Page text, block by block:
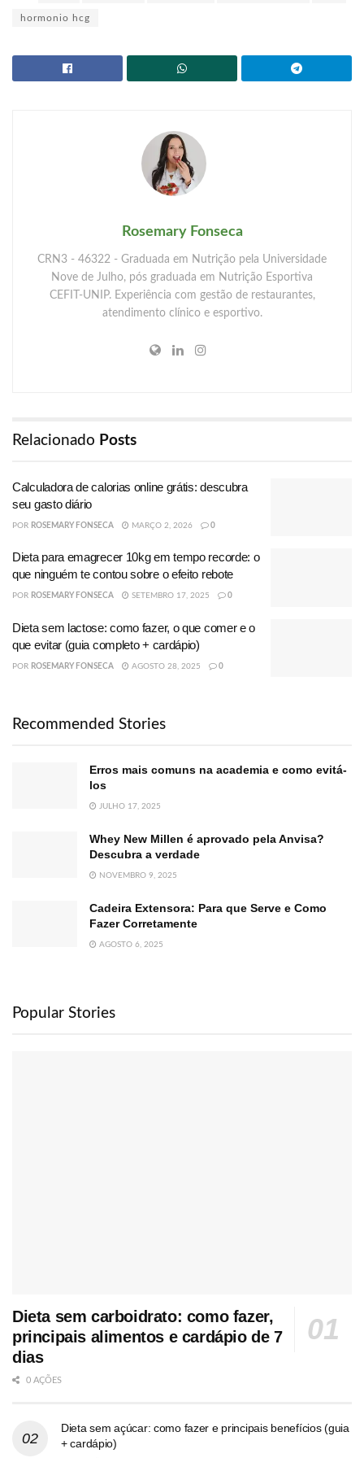
hormonio hcg
Rosemary Fonseca
CRN3 - 46322 - Graduada em Nutrição pela Universidade
Nove de Julho, pós graduada em Nutrição Esportiva
CEFIT-UNIP. Experiência com gestão de restaurantes,
atendimento clínico e esportivo.
Relacionado Posts
Calculadora de calorias online grátis: descubra
seu gasto diário
POR ROSEMARY FONSECA MARÇO 2, 2026 0
Dieta para emagrecer 10kg em tempo recorde: o
que ninguém te contou sobre o efeito rebote
POR ROSEMARY FONSECA SETEMBRO 17, 2025 0
Dieta sem lactose: como fazer, o que comer e o
que evitar (guia completo + cardápio)
POR ROSEMARY FONSECA AGOSTO 28, 2025 0
Recommended Stories
Erros mais comuns na academia e como evitá-
los
JULHO 17, 2025
Whey New Millen é aprovado pela Anvisa?
Descubra a verdade
NOVEMBRO 9, 2025
Cadeira Extensora: Para que Serve e Como
Fazer Corretamente
AGOSTO 6, 2025
Popular Stories
Dieta sem carboidrato: como fazer,
principais alimentos e cardápio de 7
dias
0 AÇÕES
Dieta sem açúcar: como fazer e principais benefícios (guia
+ cardápio)